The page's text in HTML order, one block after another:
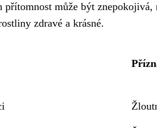
může být
zdravé a krásné.